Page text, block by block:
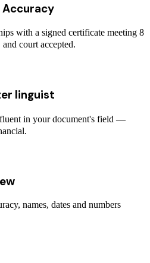
with a signed certificate meeting 8
court accepted.
linguist
in your document's field —
names, dates and numbers